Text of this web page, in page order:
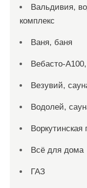
Вальдивия,
комплекс
Ваня, баня
Вебасто-
Везувий,
Водолей,
Воркутинская
Всё для дома
ГАЗ